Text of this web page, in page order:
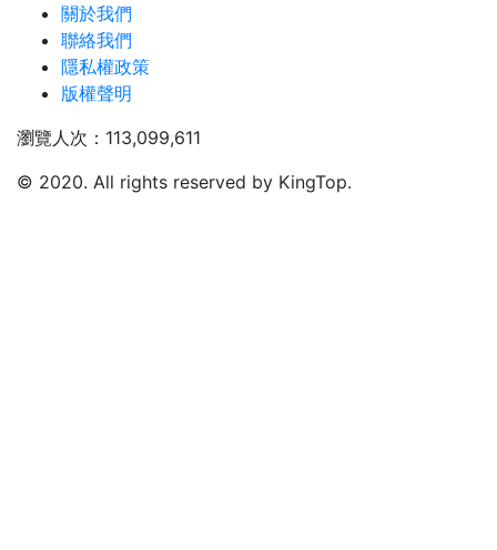
關於我們
聯絡我們
隱私權政策
版權聲明
瀏覽人次：113,099,611
© 2020. All rights reserved by KingTop.